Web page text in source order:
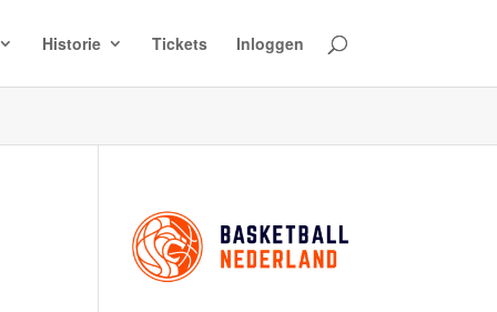
Historie Tickets Inloggen